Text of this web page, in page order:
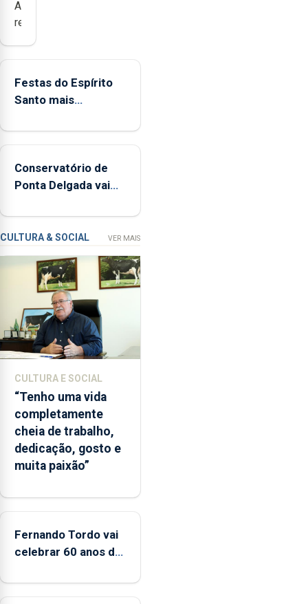
Açores
registaram
mais
ocorrências
e
inspeções
relacionadas
a
apanha
ilegal
lapas
2022
e
2026.
ilha
das
Flores
apresenta
um
“decréscimo
da
entre
2022
2025
Festas do Espírito
Santo mais
Conservatório de
Ponta Delgada vai
instrumentos
CULTURA & SOCIAL VER MAIS
CULTURA E SOCIAL
“Tenho uma vida
completamente
cheia de trabalho,
dedicação, gosto e
muita paixão”
Fernando Tordo vai
celebrar 60 anos de
Micaelense